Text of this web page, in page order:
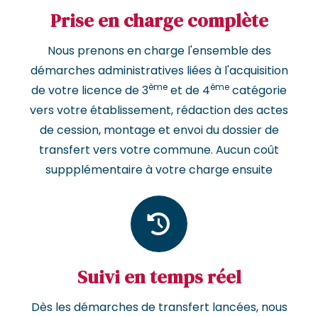
Prise en charge complète
Nous prenons en charge l'ensemble des
démarches administratives liées à l'acquisition
de votre licence de 3ème et de 4ème catégorie
vers votre établissement, rédaction des actes
de cession, montage et envoi du dossier de
transfert vers votre commune. Aucun coût
suppplémentaire à votre charge ensuite
Suivi en temps réel
Dès les démarches de transfert lancées, nous